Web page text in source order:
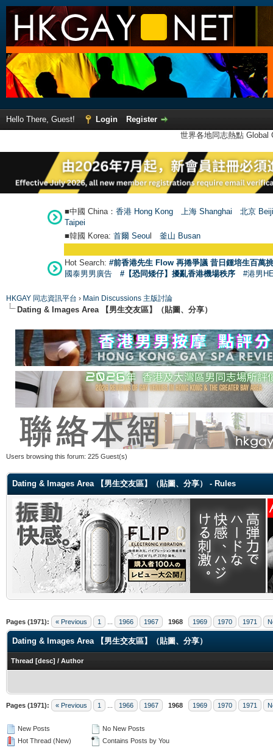
Hello There, Guest! Login
Register
世界各地同志熱點
■中國 China： 香港 Hong Kong 上海 Shanghai
北京
Taipei
■韓國 Korea: 首爾 Seoul 釜山 Busan
Hot Search: #前香港先生 Flow 再捲爭議 昔日鍾培生百萬
國泰男男廣告
#【恐同矮仔】擾亂香港機場秩序 #港男
HKGAY 同志資訊平台 › Main Discussions 主版討論
Dating & Images Area 【男生交友區】（貼圖、分享）
Users browsing this forum: 225 Guest(s)
Dating & Images Area 【男生交友區】（貼圖、分享） - Rules
Pages (1971): « Previous 1 1966 1967 1968 1969 1970 1971
Dating & Images Area 【男生交友區】（貼圖、分享）
Thread [desc] / Author
Pages (1971): « Previous 1 1966 1967 1968 1969 1970 1971
New Posts
Hot Thread (New)
No New Posts
Contains Posts by You